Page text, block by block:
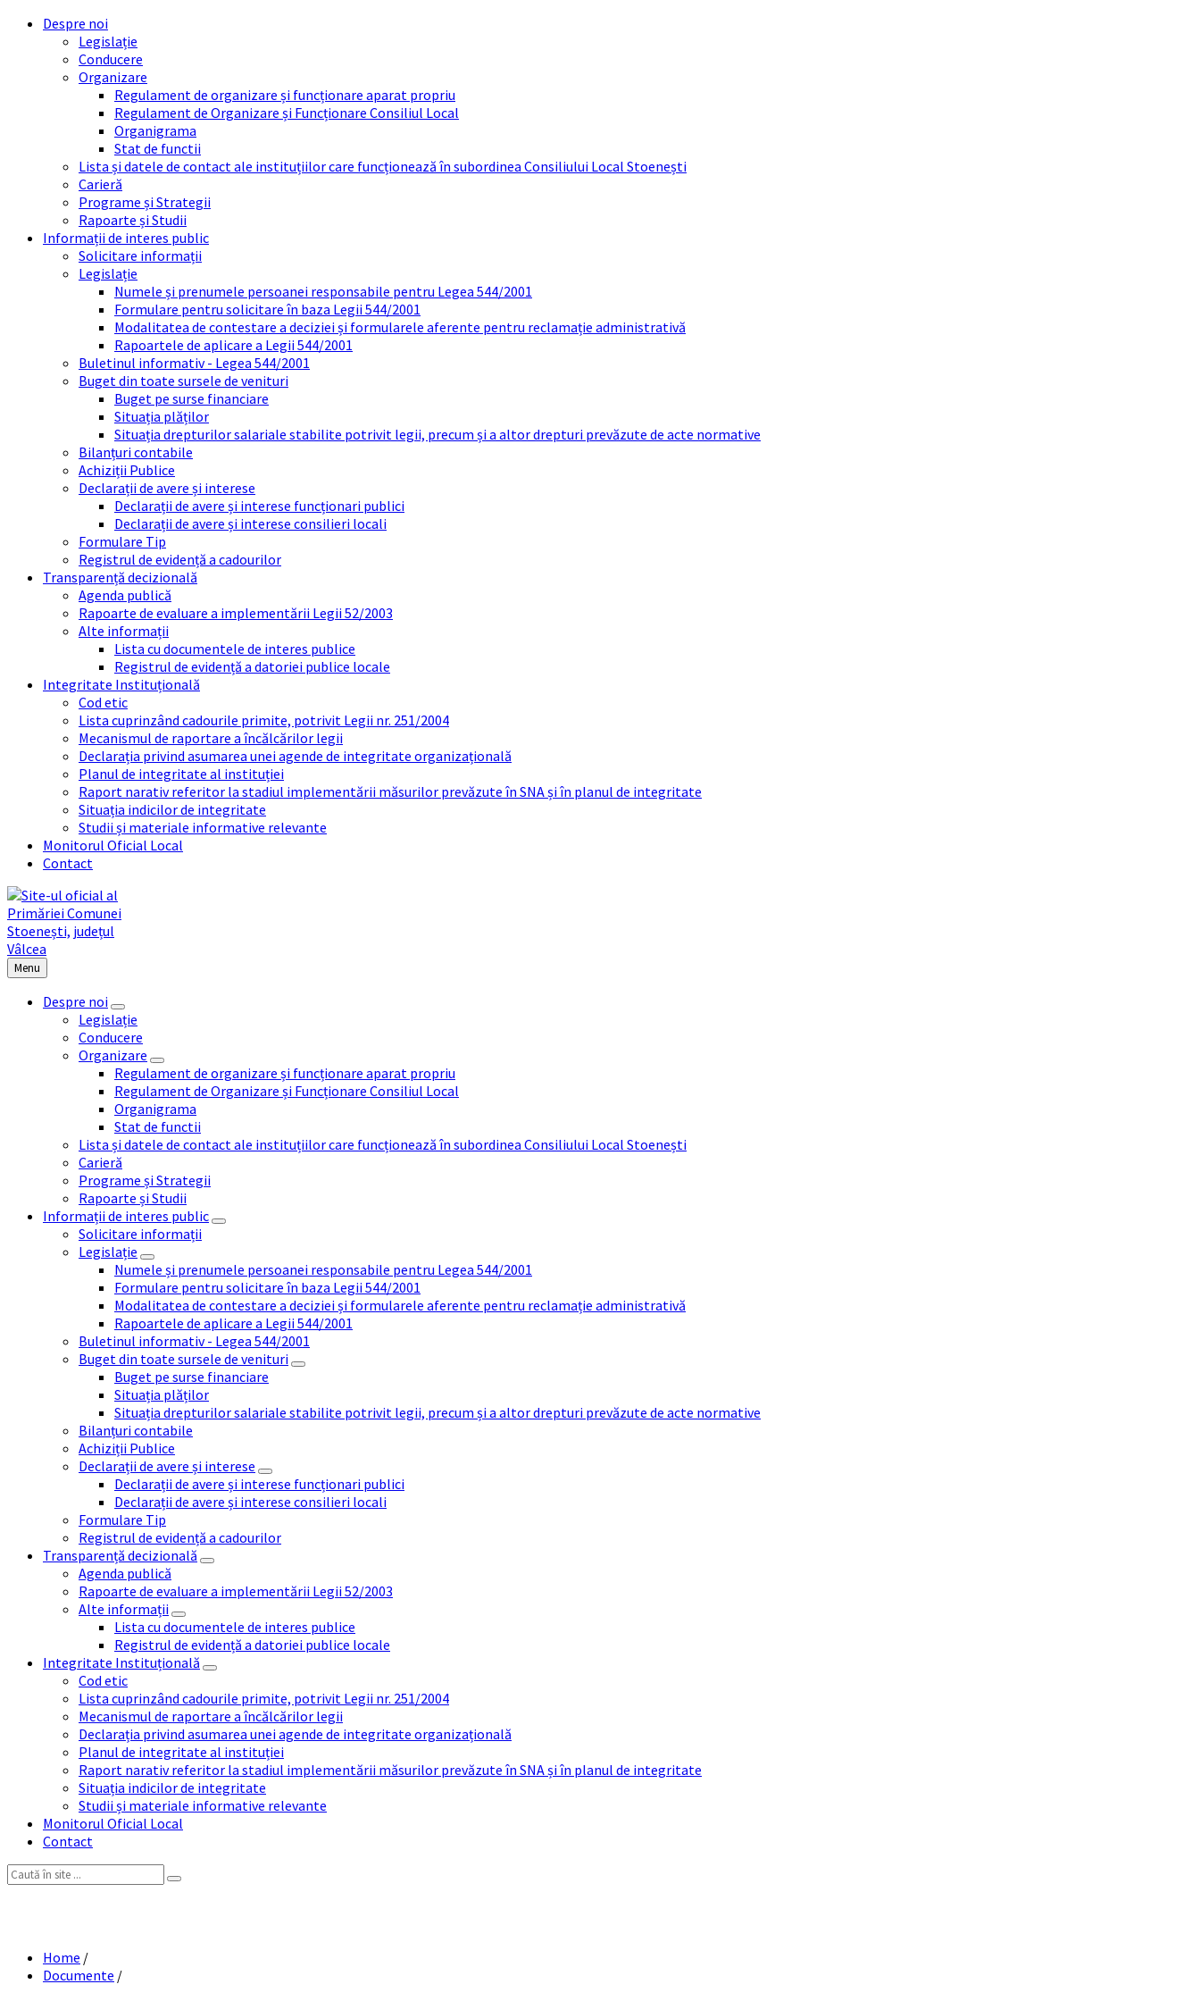
Skip
Skip
Skip
Skip
Despre noi
Legislație
Conducere
Organizare
Regulament de organizare și funcționare aparat propriu
Regulament de Organizare și Funcționare Consiliul Local
Organigrama
Stat de functii
Lista și datele de contact ale instituțiilor care funcționează în subordinea Consiliului Local Stoenești
Carieră
Programe și Strategii
Rapoarte și Studii
Informații de interes public
Solicitare informații
Legislație
Numele și prenumele persoanei responsabile pentru Legea 544/2001
Formulare pentru solicitare în baza Legii 544/2001
Modalitatea de contestare a deciziei și formularele aferente pentru reclamație administrativă
Rapoartele de aplicare a Legii 544/2001
Buletinul informativ - Legea 544/2001
Buget din toate sursele de venituri
Buget pe surse financiare
Situația plăților
Situația drepturilor salariale stabilite potrivit legii, precum și a altor drepturi prevăzute de acte normative
Bilanțuri contabile
Achiziții Publice
Declarații de avere și interese
Declarații de avere și interese funcționari publici
Declarații de avere și interese consilieri locali
Formulare Tip
Registrul de evidență a cadourilor
Transparență decizională
Agenda publică
Rapoarte de evaluare a implementării Legii 52/2003
Alte informații
Lista cu documentele de interes publice
Registrul de evidență a datoriei publice locale
Integritate Instituțională
Cod etic
Lista cuprinzând cadourile primite, potrivit Legii nr. 251/2004
Mecanismul de raportare a încălcărilor legii
Declarația privind asumarea unei agende de integritate organizațională
Planul de integritate al instituției
Raport narativ referitor la stadiul implementării măsurilor prevăzute în SNA și în planul de integritate
Situația indicilor de integritate
Studii și materiale informative relevante
Monitorul Oficial Local
Contact
Menu
Despre noi
Legislație
Conducere
Organizare
Regulament de organizare și funcționare aparat propriu
Regulament de Organizare și Funcționare Consiliul Local
Organigrama
Stat de functii
Lista și datele de contact ale instituțiilor care funcționează în subordinea Consiliului Local Stoenești
Carieră
Programe și Strategii
Rapoarte și Studii
Informații de interes public
Solicitare informații
Legislație
Numele și prenumele persoanei responsabile pentru Legea 544/2001
Formulare pentru solicitare în baza Legii 544/2001
Modalitatea de contestare a deciziei și formularele aferente pentru reclamație administrativă
Rapoartele de aplicare a Legii 544/2001
Buletinul informativ - Legea 544/2001
Buget din toate sursele de venituri
Buget pe surse financiare
Situația plăților
Situația drepturilor salariale stabilite potrivit legii, precum și a altor drepturi prevăzute de acte normative
Bilanțuri contabile
Achiziții Publice
Declarații de avere și interese
Declarații de avere și interese funcționari publici
Declarații de avere și interese consilieri locali
Formulare Tip
Registrul de evidență a cadourilor
Transparență decizională
Agenda publică
Rapoarte de evaluare a implementării Legii 52/2003
Alte informații
Lista cu documentele de interes publice
Registrul de evidență a datoriei publice locale
Integritate Instituțională
Cod etic
Lista cuprinzând cadourile primite, potrivit Legii nr. 251/2004
Mecanismul de raportare a încălcărilor legii
Declarația privind asumarea unei agende de integritate organizațională
Planul de integritate al instituției
Raport narativ referitor la stadiul implementării măsurilor prevăzute în SNA și în planul de integritate
Situația indicilor de integritate
Studii și materiale informative relevante
Monitorul Oficial Local
Contact
Search:
Home /
Documente /